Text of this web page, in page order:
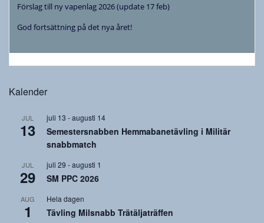
Förslag till ny vapenlag 2026 (update 17 feb)
God fortsättning på det nya året!
Kalender
JUL
13
juli 13 -augusti 14
Semestersnabben Hemmabanetävling i Militär
snabbmatch
JUL
29
juli 29 -augusti 1
SM PPC 2026
AUG
1
Hela dagen
Tävling Milsnabb Trätäljaträffen